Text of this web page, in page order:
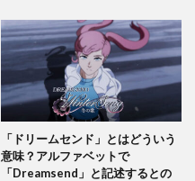
「ドリームセンド」とはどういう
意味？アルファベットで
「Dreamsend」と記述するとの